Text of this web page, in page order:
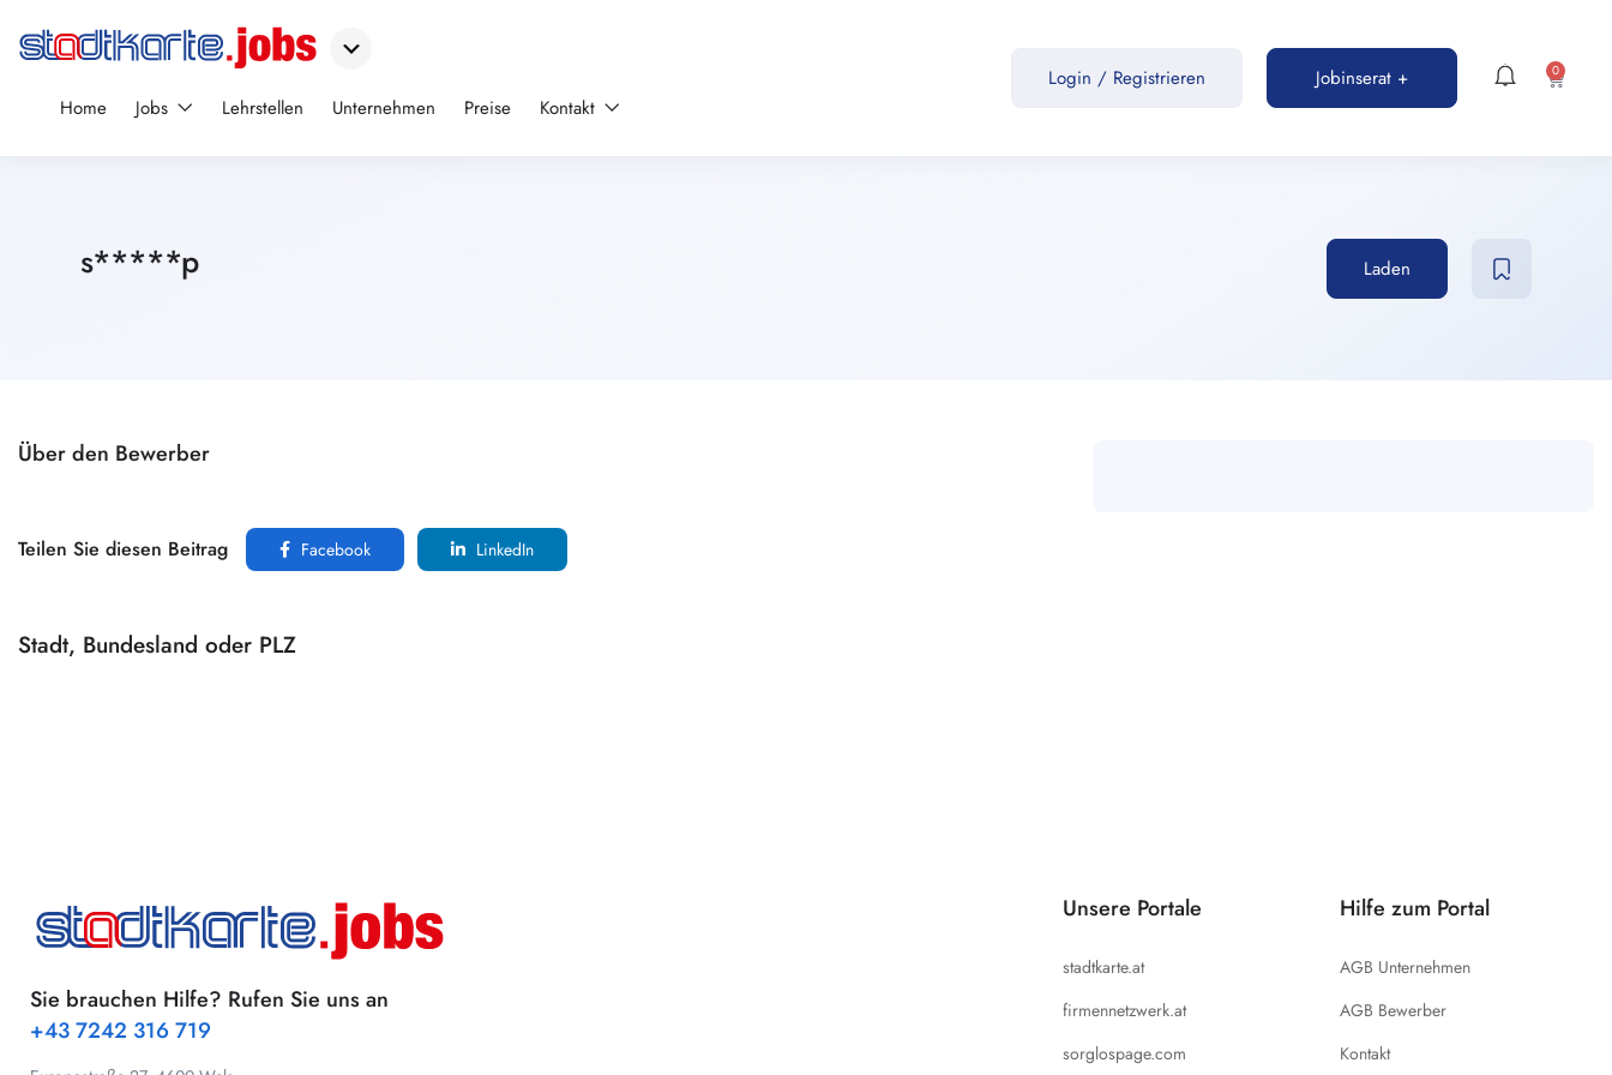
Home Jobs Lehrstellen Unternehmen Preise Kontakt
Login / Registrieren Jobinserat + 0
s*****p Laden
Über den Bewerber
Teilen Sie diesen Beitrag Facebook LinkedIn
Stadt, Bundesland oder PLZ
Sie brauchen Hilfe? Rufen Sie uns an
+43 7242 316 719
Unsere Portale
stadtkarte.at
firmennetzwerk.at
sorglospage.com
Hilfe zum Portal
AGB Unternehmen
AGB Bewerber
Kontakt